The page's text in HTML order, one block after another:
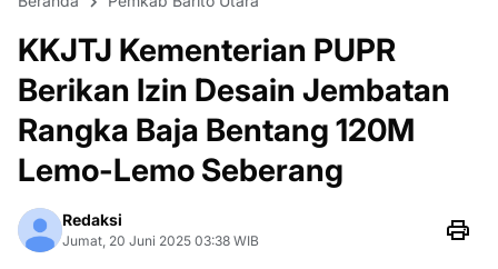
KKJTJ Kementerian PUPR
Berikan Izin Desain Jembatan
Rangka Baja Bentang 120M
Lemo-Lemo Seberang
Redaksi
Jumat, 20 Juni 2025 03:38 WIB